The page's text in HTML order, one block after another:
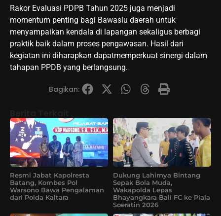
Rakor Evaluasi PDPB Tahun 2025 juga menjadi
momentum penting bagi Bawaslu daerah untuk
menyampaikan kendala di lapangan sekaligus berbagi
praktik baik dalam proses pengawasan. Hasil dari
kegiatan ini diharapkan dapatmemperkuat sinergi dalam
tahapan PPDB yang berlangsung.
Bagikan:
Resmi Jabat Kapolresta
Batang, Kombes Pol
Warsono Bawa Pengalaman
dari Polda Kaltara
Dukung Lahirnya Bintang
Sepak Bola Muda,
Wakapolda Lepas
Bhayangkara Bali FC ke Piala
Soeratin 2026